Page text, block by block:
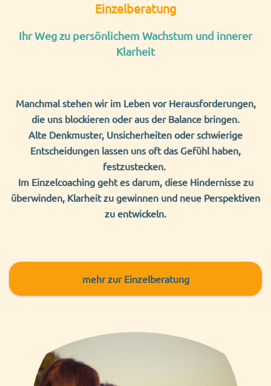
Einzelberatung
Ihr Weg zu persönlichem Wachstum und innerer
Klarheit
Manchmal stehen wir im Leben vor Herausforderungen,
die uns blockieren oder aus der Balance bringen.
Alte Denkmuster, Unsicherheiten oderschwierige
Entscheidungen lassen uns oft das Gefühl haben,
festzustecken.
Im Einzelcoaching geht es darum, diese Hindernisse zu
überwinden, Klarheit zu gewinnen und neue Perspektiven
zu entwickeln.
mehrzur Einzelberatung